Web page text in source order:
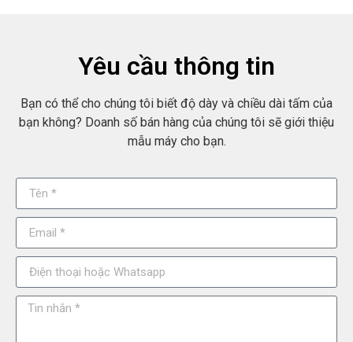
Yêu cầu thông tin
Bạn có thể cho chúng tôi biết độ dày và chiều dài tấm của
bạn không? Doanh số bán hàng của chúng tôi sẽ giới thiệu
mẫu máy cho bạn.